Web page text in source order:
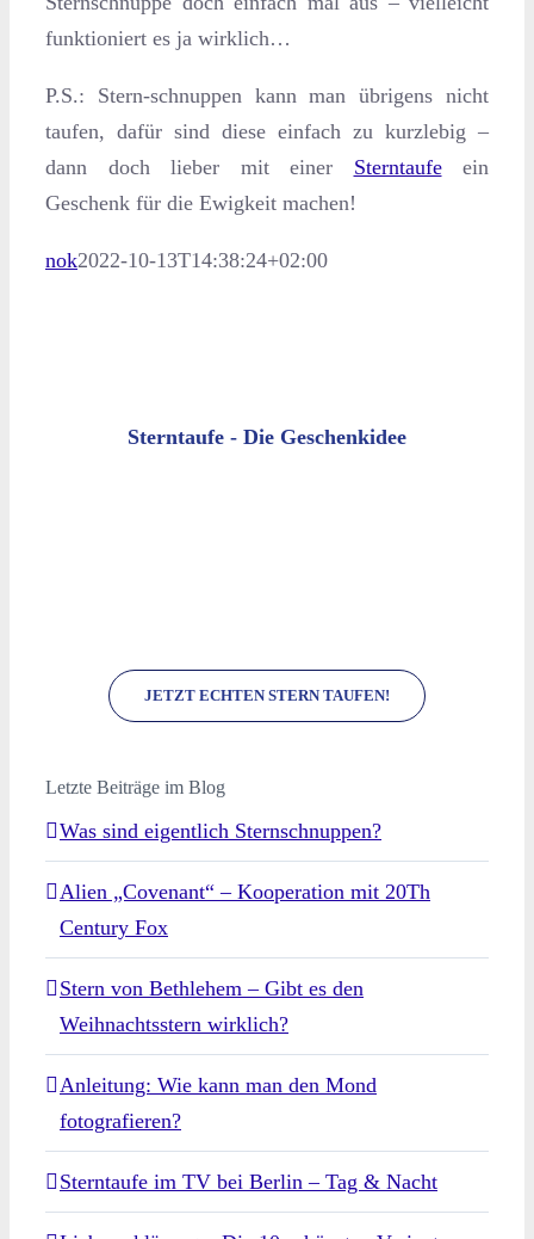
funktioniert es ja wirklich…
P.S.: Stern-schnuppen kann man übrigens nicht
taufen, dafür sind diese einfach zu kurzlebig –
dann doch lieber mit einer Sterntaufeein
Geschenk für die Ewigkeit machen!
nok2022-10-13T14:38:24+02:00
Sterntaufe - Die Geschenkidee
JETZT ECHTEN STERN TAUFEN!
Letzte Beiträge im Blog
Was sind eigentlich Sternschnuppen?
Alien „Covenant“ – Kooperation mit 20Th
Century Fox
Stern von Bethlehem – Gibt es den
Weihnachtsstern wirklich?
Anleitung: Wie kann man den Mond
fotografieren?
Sterntaufe im TV bei Berlin – Tag & Nacht